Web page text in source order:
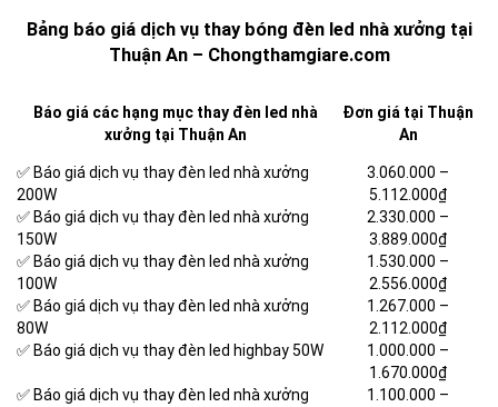
Bảng báo giá dịch vụ thay bóng đèn led nhà xưởng tại
Thuận An – Chongthamgiare.com
Báo giá các hạng mục thay đèn led nhà
xưởng tại Thuận An
Đơn giá tại Thuận
An
✅ Báo giá dịch vụ thay đèn led nhà xưởng
200W
3.060.000 –
5.112.000₫
✅ Báo giá dịch vụ thay đèn led nhà xưởng
150W
2.330.000 –
3.889.000₫
✅ Báo giá dịch vụ thay đèn led nhà xưởng
100W
1.530.000 –
2.556.000₫
✅ Báo giá dịch vụ thay đèn led nhà xưởng
80W
1.267.000 –
2.112.000₫
✅ Báo giá dịch vụ thay đèn led highbay 50W
1.000.000 –
1.670.000₫
✅ Báo giá dịch vụ thay đèn led nhà xưởng
1.100.000 –